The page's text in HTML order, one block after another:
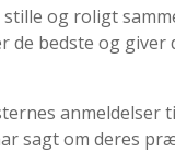
stille og roligt
de bedste og giver
anmeldelser
sagt om deres